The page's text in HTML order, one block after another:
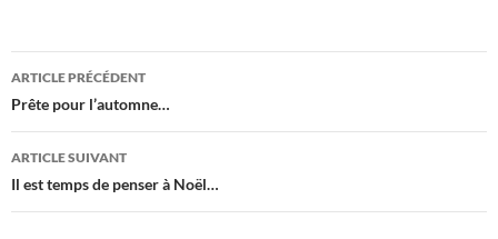
Navigation
des
articles
ARTICLE PRÉCÉDENT
Prête pour l’automne…
ARTICLE SUIVANT
Il est temps de penser à Noël…